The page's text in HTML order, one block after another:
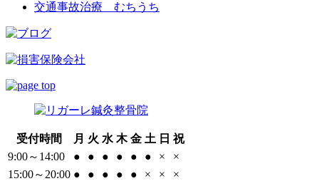
交通事故治療 むちうち
受付時間 月 火 水 木 金 土 日 祝
9:00～14:00
● ● ● ● ● ● ×
×
15:00～20:00 ● ● ● ● ● × × ×